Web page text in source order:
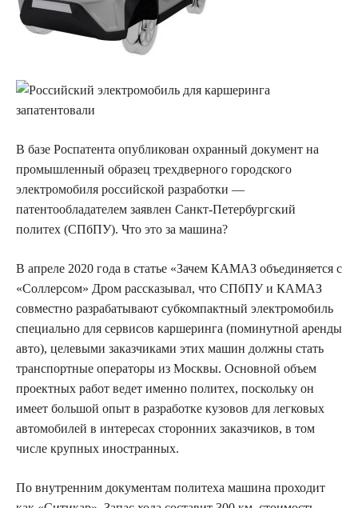
В базе Роспатента опубликован охранный документ на
промышленный образец трехдверного городского
электромобиля российской разработки —
патентообладателем заявлен Санкт-Петербургский
политех (СПбПУ). Что это за машина?
В апреле 2020 года в статье «Зачем КАМАЗ объединяется с
«Соллерсом» Дром рассказывал, что СПбПУ и КАМАЗ
совместно разрабатывают субкомпактный электромобиль
специально для сервисов каршеринга (поминутной аренды
авто), целевыми заказчиками этих машин должны стать
транспортные операторы из Москвы. Основной объем
проектных работ ведет именно политех, поскольку он
имеет большой опыт в разработке кузовов для легковых
автомобилей в интересах сторонних заказчиков, в том
числе крупных иностранных.
По внутренним документам политеха машина проходит